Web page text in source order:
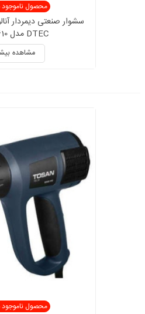
محصول ناموجود
DTEC مدل DT8610
مشاهده
محصول ناموجود